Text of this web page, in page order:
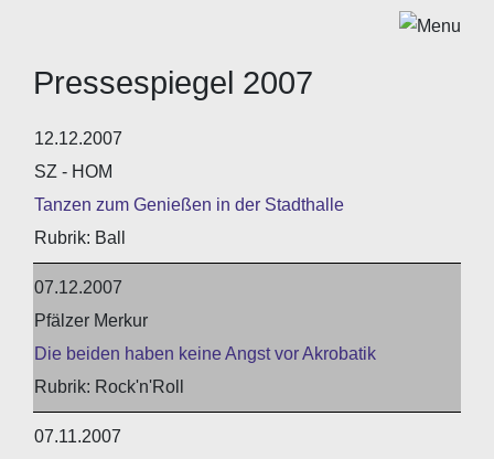
Pressespiegel 2007
12.12.2007
SZ - HOM
Tanzen zum Genießen in der Stadthalle
Ball
07.12.2007
Pfälzer Merkur
Die beiden haben keine Angst vor Akrobatik
Rock'n'Roll
07.11.2007